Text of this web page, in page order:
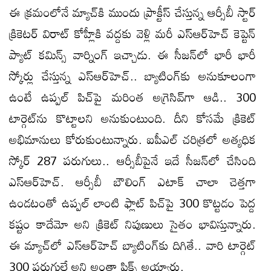
ఈ క్రమంలోనే మ్యాచ్‌కి ముందు ప్రాక్టీస్‌ చేస్తున్న ఆర్సీబీ స్టార్‌
క్రికెటర్‌ విరాట్‌ కోహ్లీకి వద్దకు వెళ్లి మరీ ఎస్‌ఆర్‌హెచ్‌ కెప్టెన్‌
ప్యాట్‌ కమిన్స్‌ వార్నింగ్‌ ఇచ్చాడు. ఈ సీజన్‌లో భారీ భారీ
స్కోర్లు చేస్తున్న ఎస్‌ఆర్‌హెచ్‌.. బ్యాటింగ్‌కు అనుకూలంగా
ఉంటే ఉప్పల్‌ పిచ్‌పై మరింత అగ్రెసివ్‌గా ఆడి.. 300
టార్గెట్‌ను కొట్టాలని అనుకుంటుంది. దీని కోసమే క్రికెట్‌
అభిమానులు కోరుకుంటున్నారు. ఐపీఎల్‌ చరిత్రలో అత్యధిక
స్కోర్‌ 287 పరుగులు.. ఆర్సీబీపైనే ఇదే సీజన్‌లో చేసింది
ఎస్‌ఆర్‌హెచ్‌. ఆర్సీబీ బౌలింగ్‌ ఎటాక్‌ చాలా చెత్తగా
ఉండటంతో ఉప్పల్‌ లాంటి ఫ్లాట్‌ పిచ్‌పై 300 ​కొట్టడం పెద్ద
కష్టం కాదేమో అని క్రికెట్‌ నిపుణులు సైతం భావిస్తున్నారు.
ఈ మ్యాచ్‌లో ఎస్‌ఆర్‌హెచ్‌ బ్యాటింగ్‌కు దిగితే.. వారి టార్గెట్‌
300 పరుగులే అని అంతా ఫిక్స్‌ అయ్యారు.